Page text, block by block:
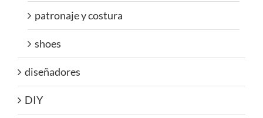
patronaje y costura
shoes
diseñadores
DIY